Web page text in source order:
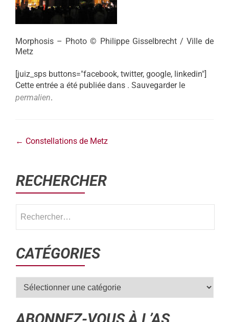
Morphosis – Photo © Philippe Gisselbrecht / Ville de
Metz
[juiz_sps buttons="facebook, twitter, google, linkedin"]
Cette entrée a été publiée dans . Sauvegarder le
permalien.
← Constellations de Metz
RECHERCHER
CATÉGORIES